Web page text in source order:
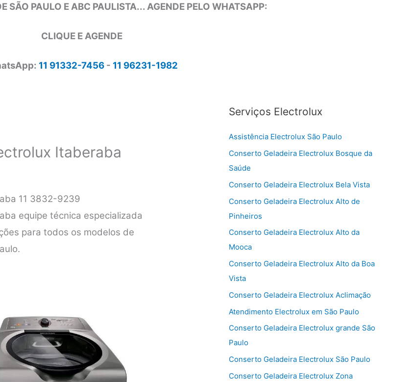
SÃO PAULO E ABC PAULISTA... AGENDE PELO WHATSAPP:
CLIQUE E AGENDE
11 91332-7456- 11 96231-1982
Itaberaba
11 3832-9239
equipe técnica especializada
para todos os modelos de
Serviços Electrolux
Assistência Electrolux São Paulo
Conserto Geladeira Electrolux Bosque da
Saúde
Conserto Geladeira Electrolux Bela Vista
Conserto Geladeira Electrolux Alto de
Pinheiros
Conserto Geladeira Electrolux Alto da
Mooca
Conserto Geladeira Electrolux Alto da Boa
Vista
Conserto Geladeira Electrolux Aclimação
Atendimento Electrolux em São Paulo
Conserto Geladeira Electrolux grande São
Paulo
Conserto Geladeira Electrolux São Paulo
Conserto Geladeira Electrolux Zona